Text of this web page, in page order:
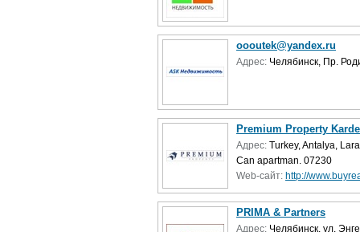
oooutek@yandex.ru
Адрес: Челябинск, Пр.
Premium Property
Адрес: Turkey, Antalya,
Can apartman. 07230
Web-сайт: http://
PRIMA & Partners
Адрес: Челябинск, ул.